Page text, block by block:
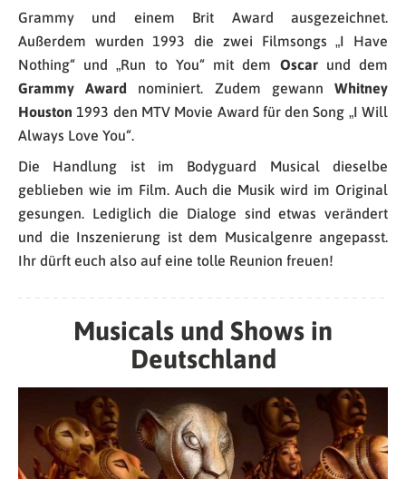
Grammy und einem Brit Award ausgezeichnet.
Außerdem wurden 1993 die zwei Filmsongs „I Have
Nothing“ und „Run to You“ mit dem Oscarund dem
Grammy Award nominiert. Zudem gewannWhitney
Houston 1993 den MTV Movie Award für den Song „I Will
Always Love You“.
Die Handlung ist im Bodyguard Musical dieselbe
geblieben wie im Film. Auch die Musik wird im Original
gesungen. Lediglich die Dialoge sind etwas verändert
und die Inszenierung ist dem Musicalgenre angepasst.
Ihr dürft euch also auf eine tolle Reunion freuen!
Musicals und Shows in
Deutschland